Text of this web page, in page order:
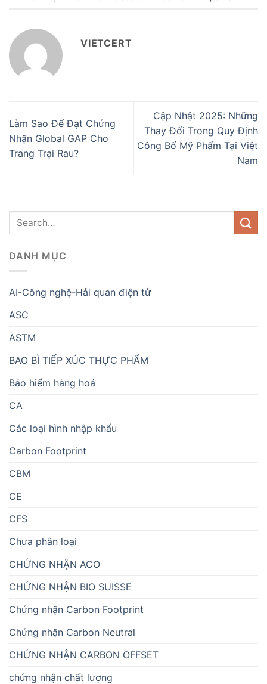
VIETCERT
Làm Sao Để Đạt Chứng
Nhận Global GAP Cho
Trang Trại Rau?
Cập Nhật 2025: Những
Thay Đổi Trong Quy Định
Công Bố Mỹ Phẩm Tại Việt
Nam
DANH MỤC
AI-Công nghệ-Hải quan điện tử
ASC
ASTM
BAO BÌ TIẾP XÚC THỰC PHẨM
Bảo hiểm hàng hoá
CA
Các loại hình nhập khẩu
Carbon Footprint
CBM
CE
CFS
Chưa phân loại
CHỨNG NHẬN ACO
CHỨNG NHẬN BIO SUISSE
Chứng nhận Carbon Footprint
Chứng nhận Carbon Neutral
CHỨNG NHẬN CARBON OFFSET
chứng nhận chất lượng